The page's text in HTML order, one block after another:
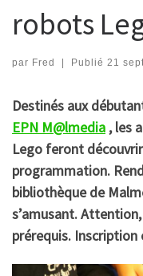
robots
par Fred | Publié 21
Destinés aux
EPN M@lmedia , les
Lego feront
programmation.
bibliothèque de
s’amusant.
prérequis.